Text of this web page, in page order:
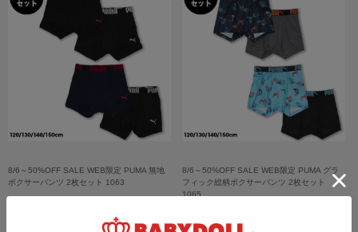
8/6～50%OFF SALE WEB限定 PUMA 無地
ボクサーパンツ 2枚セット 1063
8/6～50%OFF SALE WEB限定 PUMA グラ
フィック総柄ボクサーパンツ 2枚セット
1065